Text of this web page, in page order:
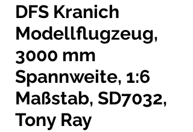
DFS Kranich
Modellflugzeug,
3000 mm
Spannweite, 1:6
Maßstab, SD7032,
Tony Ray